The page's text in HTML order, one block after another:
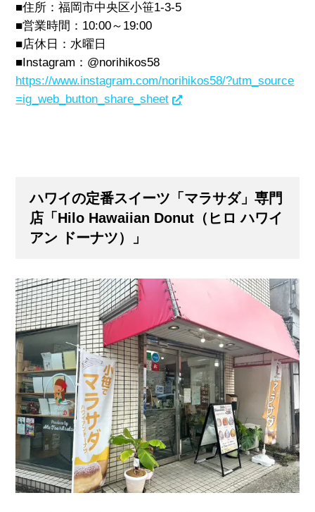
■住所：福岡市中央区小笹1-3-5
■営業時間：10:00～19:00
■店休日：水曜日
■Instagram：@norihikos58
https://www.instagram.com/norihikos58/?utm_source
=ig_web_button_share_sheet
ハワイの定番スイーツ「マラサダ」専門
店「Hilo Hawaiian Donut（ヒロ ハワイ
アン ドーナツ）」